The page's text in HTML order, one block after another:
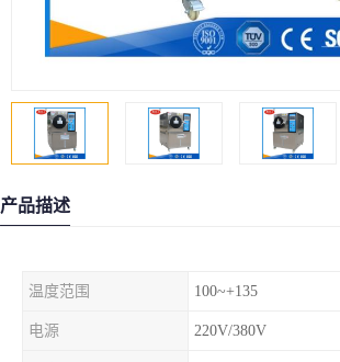
产品描述
温度范围 100~+135
电源 220V/380V